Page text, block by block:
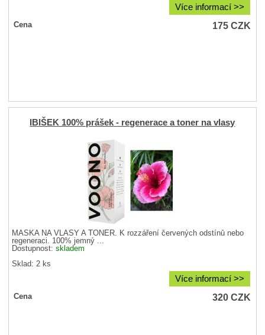
Více informací >>
Cena 175CZK
IBIŠEK 100% prášek - regenerace a toner na vlasy
MASKA NA VLASY A TONER. K rozzáření červených odstínů nebo
regeneraci. 100% jemný ...
Dostupnost:skladem
Sklad: 2 ks
Více informací >>
Cena 320CZK